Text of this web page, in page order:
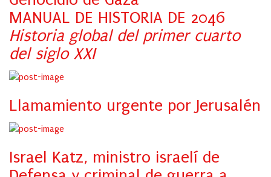
MANUAL DE HISTORIA DE 2046
Historia global del primer cuarto
del siglo XXI
Llamamiento urgente por Jerusalén
Israel Katz, ministro israelí de